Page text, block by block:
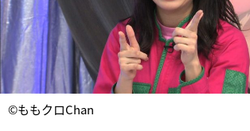
©ももクロChan